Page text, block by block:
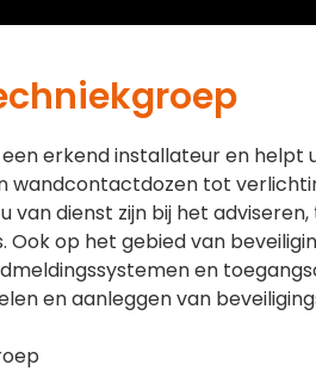
een erkend installateur en
wandcontactdozen tot
van dienst zijn bij het
op het gebied van
en
en aanleggen van